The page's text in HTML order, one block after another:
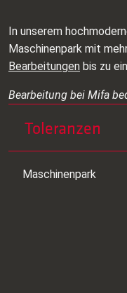
In unserem
Maschinenpark mit
Bearbeitungen bis zu
Bearbeitung bei Mifa
Toleranzen
Maschinenpark